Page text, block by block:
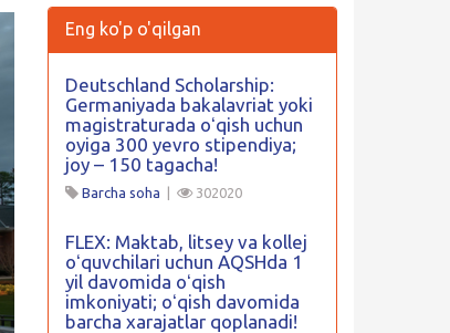
Eng ko'p o'qilgan
Deutschland Scholarship:
Germaniyada bakalavriat yoki
magistraturada oʻqish uchun
oyiga 300 yevro stipendiya;
joy – 150 tagacha!
Barcha soha 302020
FLEX: Maktab, litsey va kollej
oʻquvchilari uchun AQSHda 1
yil davomida oʻqish
imkoniyati; oʻqish davomida
barcha xarajatlar qoplanadi!